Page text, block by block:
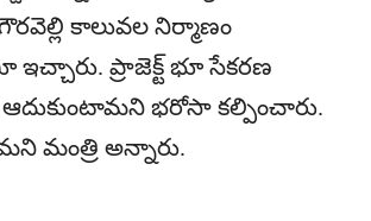
కాలువల నిర్మాణం
ఇచ్చారు. ప్రాజెక్ట్‌ భూ సేకరణ
భరోసా కల్పించారు.
మంత్రి అన్నారు.